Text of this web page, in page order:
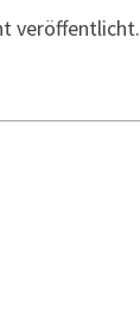
veröffentlicht.